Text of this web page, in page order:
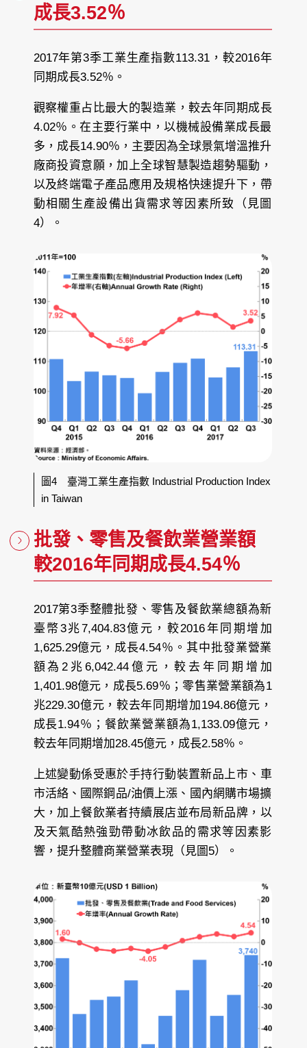
成長3.52％
2017年第3季工業生產指數113.31，較2016年
同期成長3.52％。
觀察權重占比最大的製造業，較去年同期成長
4.02％。在主要行業中，以機械設備業成長最
多，成長14.90％，主要因為全球景氣增溫推升
廠商投資意願，加上全球智慧製造趨勢驅動，
以及終端電子產品應用及規格快速提升下，帶
動相關生產設備出貨需求等因素所致（見圖
4）。
圖4 臺灣工業生產指數 Industrial Production Index
in Taiwan
批發、零售及餐飲業營業額
較2016年同期成長4.54％
2017第3季整體批發、零售及餐飲業總額為新
臺幣3兆7,404.83億元，較2016年同期增加
1,625.29億元，成長4.54％。其中批發業營業
額為2兆6,042.44億元，較去年同期增加
1,401.98億元，成長5.69％；零售業營業額為1
兆229.30億元，較去年同期增加194.86億元，
成長1.94％；餐飲業營業額為1,133.09億元，
較去年同期增加28.45億元，成長2.58％。
上述變動係受惠於手持行動裝置新品上市、車
市活絡、國際鋼品/油價上漲、國內網購市場擴
大，加上餐飲業者持續展店並布局新品牌，以
及天氣酷熱強勁帶動冰飲品的需求等因素影
響，提升整體商業營業表現（見圖5）。